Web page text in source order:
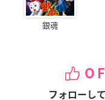
銀魂
フォローし